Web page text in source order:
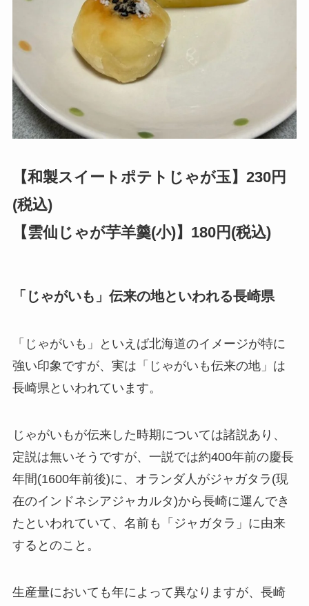
【和製スイートポテトじゃが玉】230円
(税込)
【雲仙じゃが芋羊羹(小)】180円(税込)
「じゃがいも」伝来の地といわれる長崎県
「じゃがいも」といえば北海道のイメージが特に
強い印象ですが、実は「じゃがいも伝来の地」は
長崎県といわれています。
じゃがいもが伝来した時期については諸説あり、
定説は無いそうですが、一説では約400年前の慶長
年間(1600年前後)に、オランダ人がジャガタラ(現
在のインドネシアジャカルタ)から長崎に運んでき
たといわれていて、名前も「ジャガタラ」に由来
するとのこと。
生産量においても年によって異なりますが、長崎